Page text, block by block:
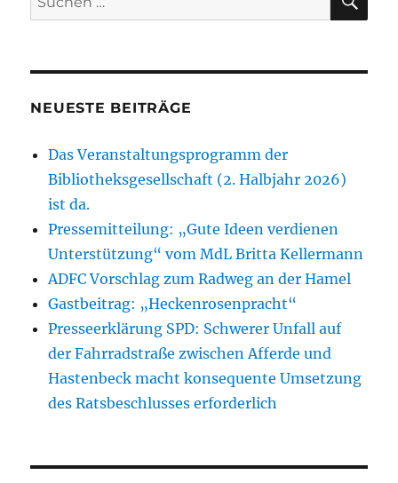
nach:
NEUESTE BEITRÄGE
Das Veranstaltungsprogramm der
Bibliotheksgesellschaft (2. Halbjahr 2026)
ist da.
Pressemitteilung: „Gute Ideen verdienen
Unterstützung“ vom MdL Britta Kellermann
ADFC Vorschlag zum Radweg an der Hamel
Gastbeitrag: „Heckenrosenpracht“
Presseerklärung SPD: Schwerer Unfall auf
der Fahrradstraße zwischen Afferde und
Hastenbeck macht konsequente Umsetzung
des Ratsbeschlusses erforderlich